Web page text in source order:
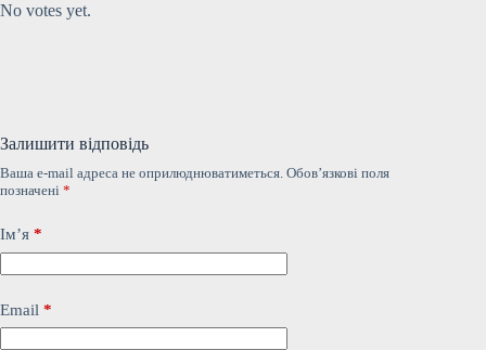
No votes yet.
Залишити відповідь
Ваша e-mail адреса не оприлюднюватиметься. Обов’язкові поля
позначені *
Ім’я *
Email *